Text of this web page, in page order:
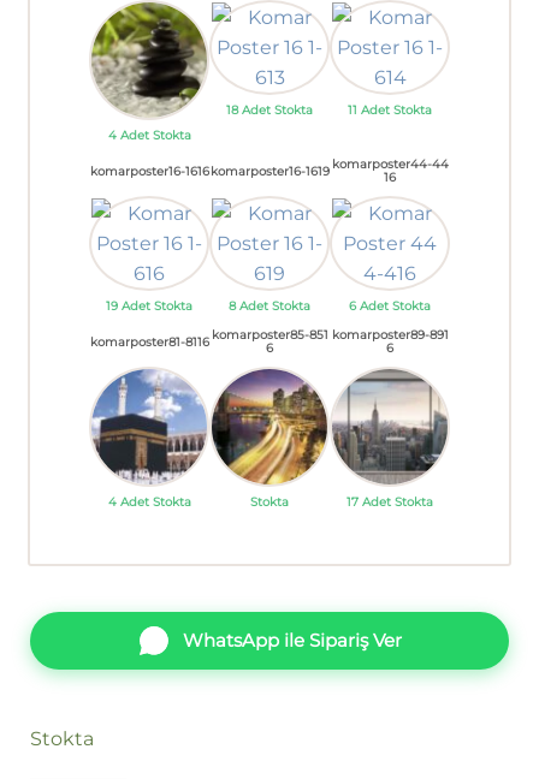
4 Adet Stokta
18 Adet Stokta 11 Adet Stokta
komarposter16-1616
19 Adet Stokta
komarposter16-1619
8 Adet Stokta
komarposter44-44
16
6 Adet Stokta
komarposter81-8116
4 Adet Stokta
komarposter85-851
6
Stokta
komarposter89-891
6
17 Adet Stokta
WhatsApp ile Sipariş Ver
Stokta